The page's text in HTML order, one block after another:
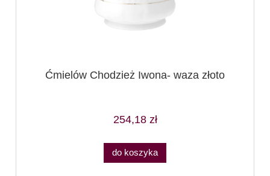
Ćmielów Chodzież Iwona- waza złoto
254,18 zł
do koszyka